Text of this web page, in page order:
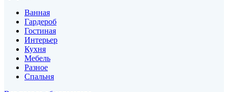
Ванная
Гардероб
Гостиная
Интерьер
Кухня
Мебель
Разное
Спальня